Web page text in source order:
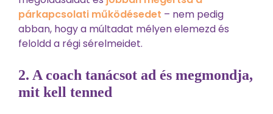
párkapcsolati működésedet – nem pedig
abban, hogy a múltadat mélyen elemezd és
feloldd a régi sérelmeidet.
2. A coach tanácsot ad és megmondja,
mit kell tenned